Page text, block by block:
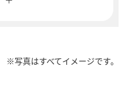
※写真はすべてイメージです。